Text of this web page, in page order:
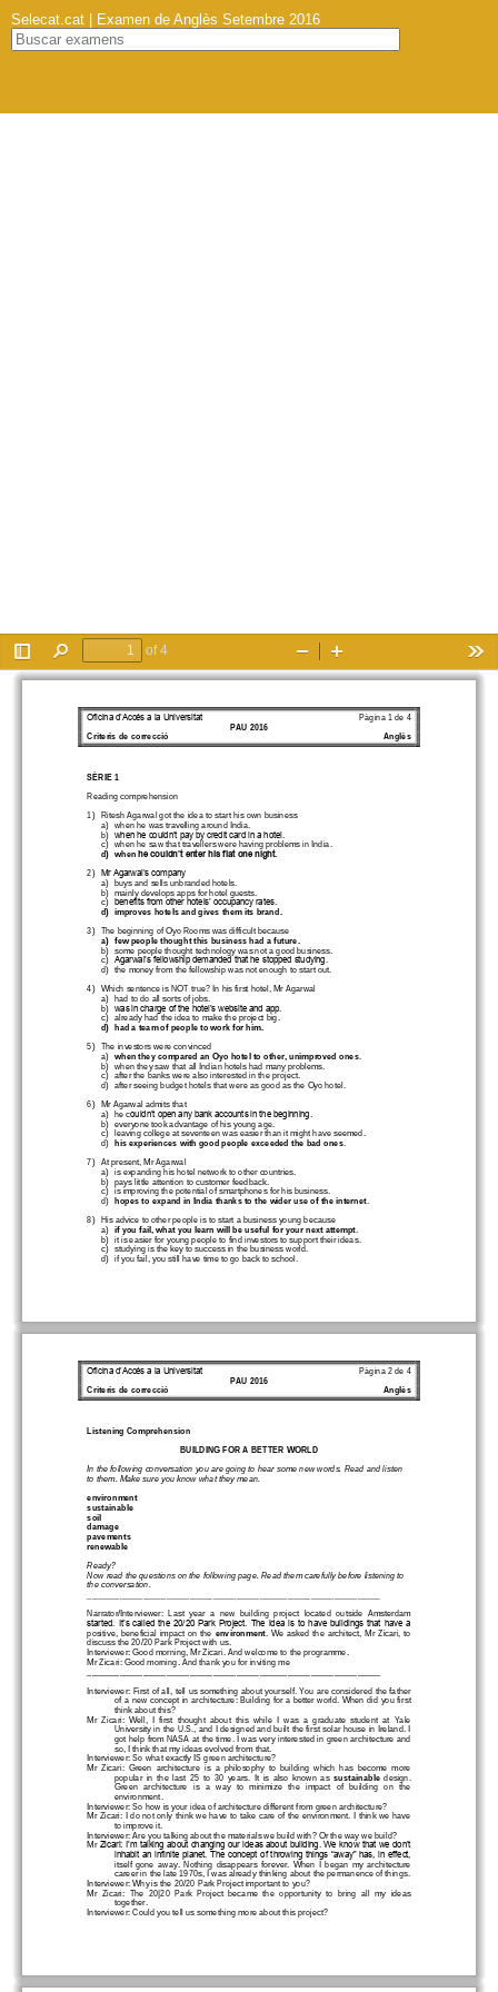
Selecat.cat | Examen de Anglès Setembre 2016